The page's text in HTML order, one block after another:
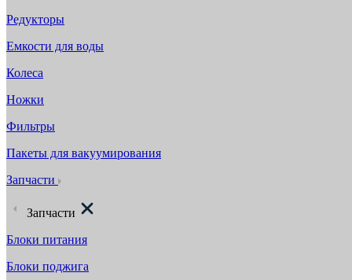
Редукторы
Емкости для воды
Колеса
Ножки
Фильтры
Пакеты для вакуумирования
Запчасти
Запчасти
Блоки питания
Блоки поджига